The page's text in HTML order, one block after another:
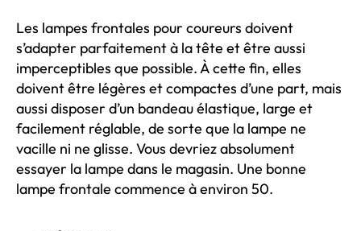
Les lampes frontales pour coureurs doivent
s’adapter parfaitement à la tête et être aussi
imperceptibles que possible. À cette fin, elles
doivent être légères et compactes d’une part, mais
aussi disposer d’un bandeau élastique, large et
facilement réglable, de sorte que la lampe ne
vacille ni ne glisse. Vous devriez absolument
essayer la lampe dans le magasin. Une bonne
lampe frontale commence à environ 50.